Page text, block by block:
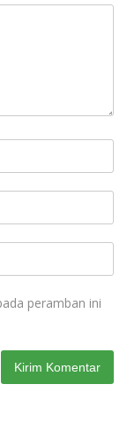
peramban ini